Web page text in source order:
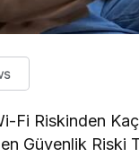
Fi Riskinden
Güvenlik Riski